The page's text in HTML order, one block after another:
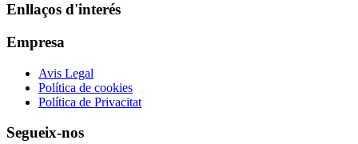
Enllaços d'interés
Empresa
Avis Legal
Política de cookies
Política de Privacitat
Segueix-nos